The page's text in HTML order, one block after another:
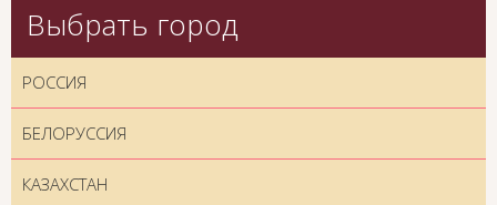
Выбрать город
РОССИЯ
БЕЛОРУССИЯ
КАЗАХСТАН